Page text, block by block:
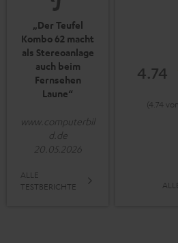
„Der Teufel
Kombo 62 macht
als Stereoanlage
auch beim
Fernsehen
Laune“
www.computerbil
d.de
20.05.2026
ALLE
TESTBERICHTE
4.74
(4.74